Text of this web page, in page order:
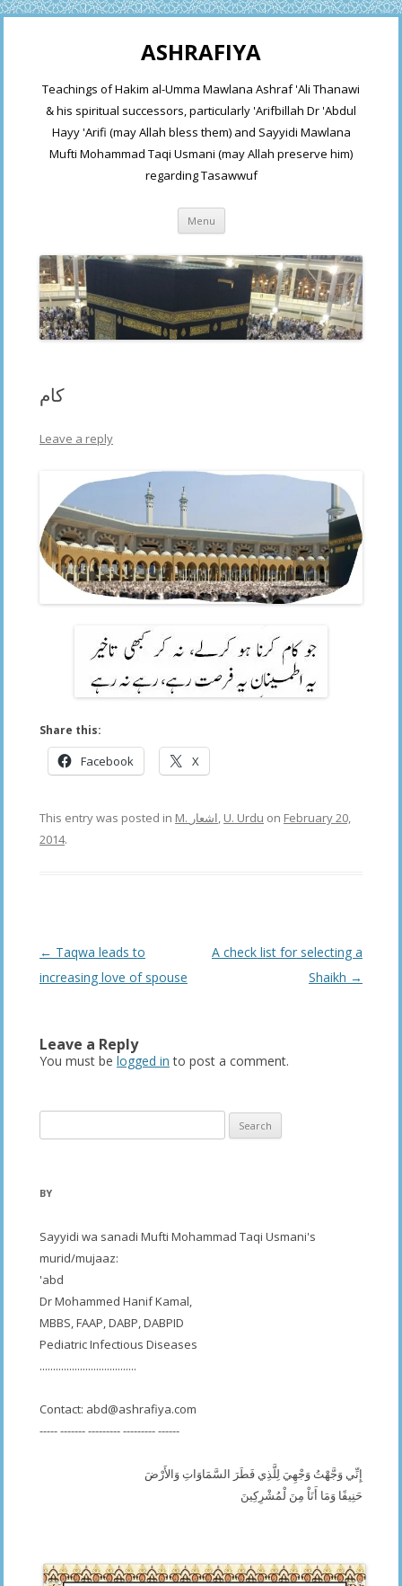
ASHRAFIYA
Teachings of Hakim al-Umma Mawlana Ashraf 'Ali Thanawi
& his spiritual successors, particularly 'Arifbillah Dr 'Abdul
Hayy 'Arifi (may Allah bless them) and Sayyidi Mawlana
Mufti Mohammad Taqi Usmani (may Allah preserve him)
regarding Tasawwuf
Menu Skip
content
كام
Leave a reply
Share this:
Facebook X
This entry was posted in M. اشعار, U. Urdu on February 20,
2014.
Post
navigation
← Taqwa leads to
increasing love of spouse
A check list for selecting a
Shaikh →
Leave a Reply
You must be logged in to post a comment.
for:
BY
Sayyidi wa sanadi Mufti Mohammad Taqi Usmani's
murid/mujaaz:
'abd
Dr Mohammed Hanif Kamal,
MBBS, FAAP, DABP, DABPID
Pediatric Infectious Diseases
....................................
Contact: abd@ashrafiya.com
----- ------- --------- --------- ------
إِنِّي وَجَّهْتُ وَجْهِيَ لِلَّذِي فَطَرَ السَّمَاوَاتِ وَالأَرْضَ
حَنِيفًا وَمَا أَنَاْ مِنَ لْمُشْرِكِينَ